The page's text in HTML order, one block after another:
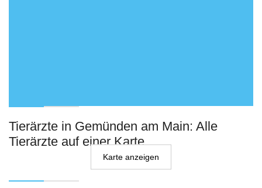
Tierärzte in Gemünden am Main: Alle
Tierärzte auf einer Karte
Karte anzeigen